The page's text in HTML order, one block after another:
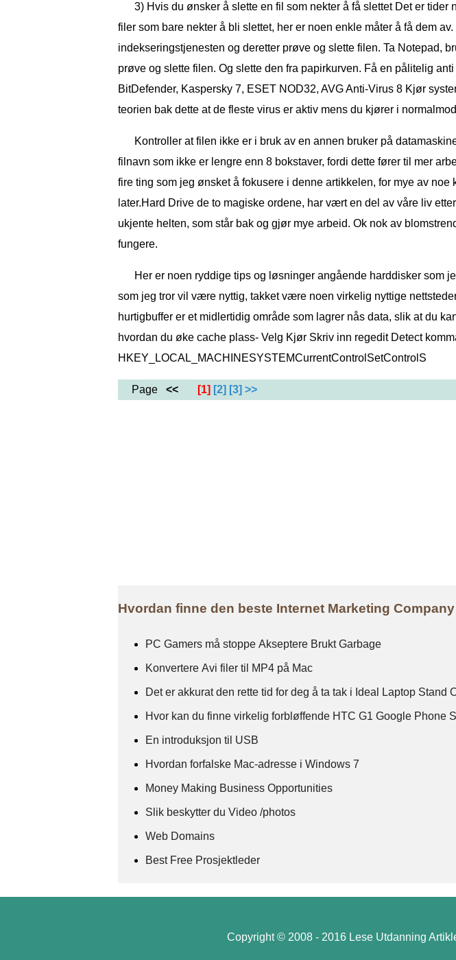
3) Hvis du ønsker å slette en fil som nekter å få slettet Det er tider
filer som bare nekter å bli slettet, her er noen enkle måter å få dem
indekseringstjenesten og deretter prøve og slette filen. Ta Notepad,
prøve og slette filen. Og slette den fra papirkurven. Få en pålitelig
BitDefender, Kaspersky 7, ESET NOD32, AVG Anti-Virus 8 Kjør
teorien bak dette at de fleste virus er aktiv mens du kjører i
Kontroller at filen ikke er i bruk av en annen bruker på
filnavn som ikke er lengre enn 8 bokstaver, fordi dette fører til mer
fire ting som jeg ønsket å fokusere i denne artikkelen, for mye av noe
later.Hard Drive de to magiske ordene, har vært en del av våre liv
ukjente helten, som står bak og gjør mye arbeid. Ok nok av
fungere.
Her er noen ryddige tips og løsninger angående harddisker som
som jeg tror vil være nyttig, takket være noen virkelig nyttige
hurtigbuffer er et midlertidig område som lagrer nås data, slik at du
hvordan du øke cache plass- Velg Kjør Skriv inn regedit Detect
HKEY_LOCAL_MACHINESYSTEMCurrentControlSetControlS
Page << [1] [2] [3] >>
Hvordan finne den beste Internet Marketing
PC Gamers må stoppe Akseptere Brukt Garbage
Konvertere Avi filer til MP4 på Mac
Det er akkurat den rette tid for deg å ta tak i Ideal Laptop Stand
Hvor kan du finne virkelig forbløffende HTC G1 Google Phone
En introduksjon til USB
Hvordan forfalske Mac-adresse i Windows 7
Money Making Business Opportunities
Slik beskytter du Video /photos
Web Domains
Best Free Prosjektleder
Copyright © 2008 - 2016 Lese Utdanning